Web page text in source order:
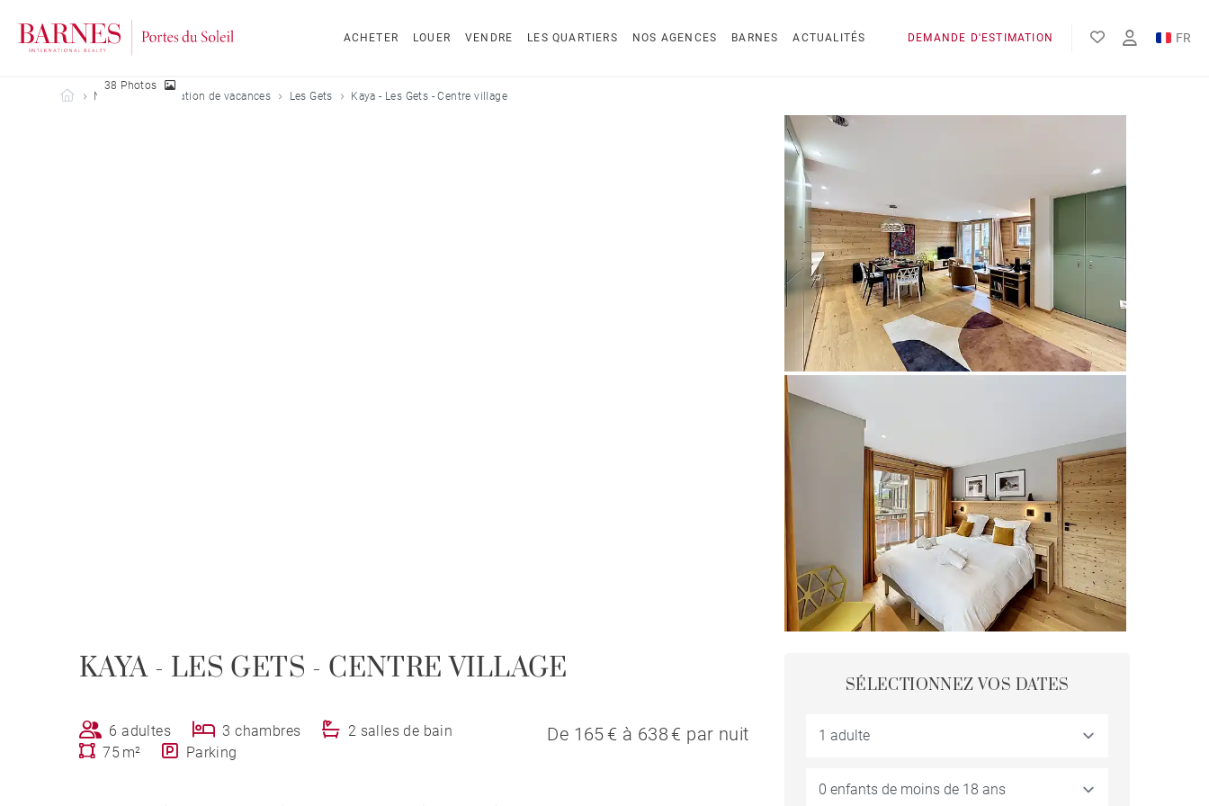
ACHETER LOUER VENDRE LES QUARTIERS NOS AGENCES BARNES ACTUALITÉS DEMANDE D'ESTIMATION
FR
Barnes Portes du Soleil
Nos biens en location de vacances Les Gets Kaya - Les Gets - Centre village
38 Photos
KAYA - LES GETS - CENTRE VILLAGE
6 adultes 3 chambres
2 salles de bain
75 m²
Parking
De 165 € à 638 € par nuit
SÉLECTIONNEZ VOS DATES